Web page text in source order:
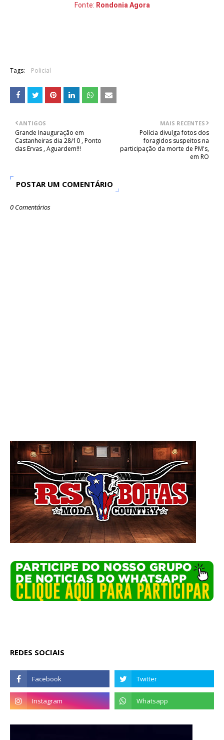
Fonte: Rondonia Agora
Tags: Policial
MAIS RECENTES
Polícia divulga fotos dos
foragidos suspeitos na
participação da morte de PM's,
em RO
ANTIGOS
Grande Inauguração em
Castanheiras dia 28/10 , Ponto
das Ervas , Aguardem!!!
POSTAR UM COMENTÁRIO
0 Comentários
REDES SOCIAIS